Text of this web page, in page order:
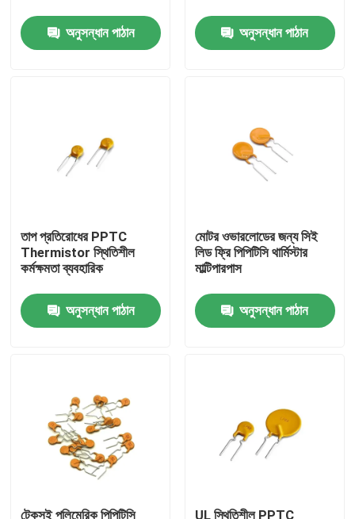
কারখানা পরিদর্শন
গুণমান নিয়ন্ত্রণ
পিটিসি থার্মিস্টর
অনুসন্ধান পাঠান অনুসন্ধান পাঠান
তাপ প্রতিরোধের PPTC
Thermistor স্থিতিশীল
কর্মক্ষমতা ব্যবহারিক
অনুসন্ধান পাঠান
মোটর ওভারলোডের জন্য সিই
লিড ফ্রি পিপিটিসি থার্মিস্টার
মাল্টিপারপাস
অনুসন্ধান পাঠান
টেকসই পলিমেরিক পিপিটিসি UL স্থিতিশীল PPTC